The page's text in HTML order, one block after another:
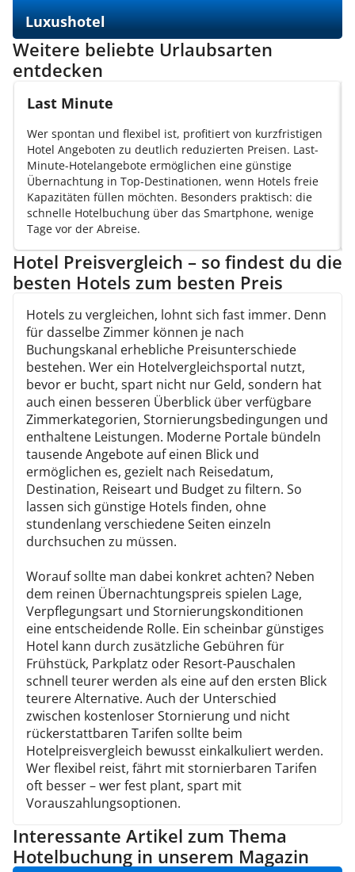
Luxushotel
Weitere beliebte Urlaubsarten
entdecken
Last Minute
Wer spontan und flexibel ist, profitiert von kurzfristigen
Hotel Angeboten zu deutlich reduzierten Preisen. Last-
Minute-Hotelangebote ermöglichen eine günstige
Übernachtung in Top-Destinationen, wenn Hotels freie
Kapazitäten füllen möchten. Besonders praktisch: die
schnelle Hotelbuchung über das Smartphone, wenige
Tage vor der Abreise.
Hotel Preisvergleich – so findest du die
besten Hotels zum besten Preis
Hotels zu vergleichen, lohnt sich fast immer. Denn
für dasselbe Zimmer können je nach
Buchungskanal erhebliche Preisunterschiede
bestehen. Wer ein Hotelvergleichsportal nutzt,
bevor er bucht, spart nicht nur Geld, sondern hat
auch einen besseren Überblick über verfügbare
Zimmerkategorien, Stornierungsbedingungen und
enthaltene Leistungen. Moderne Portale bündeln
tausende Angebote auf einen Blick und
ermöglichen es, gezielt nach Reisedatum,
Destination, Reiseart und Budget zu filtern. So
lassen sich günstige Hotels finden, ohne
stundenlang verschiedene Seiten einzeln
durchsuchen zu müssen.
Worauf sollte man dabei konkret achten? Neben
dem reinen Übernachtungspreis spielen Lage,
Verpflegungsart und Stornierungskonditionen
eine entscheidende Rolle. Ein scheinbar günstiges
Hotel kann durch zusätzliche Gebühren für
Frühstück, Parkplatz oder Resort-Pauschalen
schnell teurer werden als eine auf den ersten Blick
teurere Alternative. Auch der Unterschied
zwischen kostenloser Stornierung und nicht
rückerstattbaren Tarifen sollte beim
Hotelpreisvergleich bewusst einkalkuliert werden.
Wer flexibel reist, fährt mit stornierbaren Tarifen
oft besser – wer fest plant, spart mit
Vorauszahlungsoptionen.
Interessante Artikel zum Thema
Hotelbuchung in unserem Magazin